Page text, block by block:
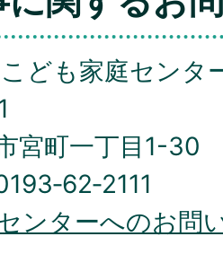
ども家庭センタ
宮町一丁目1-30
ンターへのお問